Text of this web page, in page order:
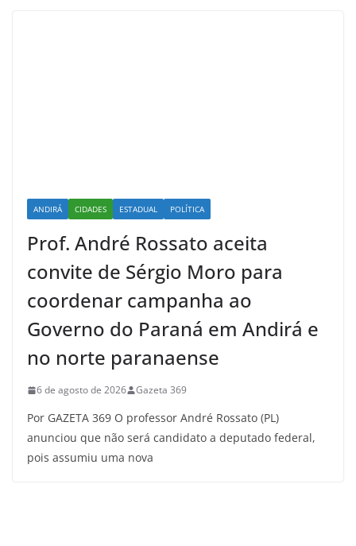
ANDIRÁ CIDADES ESTADUAL POLÍTICA
Prof. André Rossato aceita
convite de Sérgio Moro para
coordenar campanha ao
Governo do Paraná em Andirá e
no norte paranaense
6 de agosto de 2026 Gazeta 369
Por GAZETA 369 O professor André Rossato (PL)
anunciou que não será candidato a deputado federal,
pois assumiu uma nova